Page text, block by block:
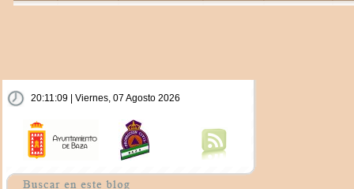
20:11:10 | Viernes, 07 Agosto 2026